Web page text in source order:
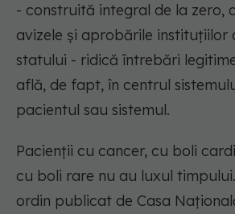
- construită integral de la zero,
avizele și aprobările instituțiilor
statului - ridică întrebări
află, de fapt, în centrul
pacientul sau sistemul.
Pacienții cu cancer, cu boli
cu boli rare nu au luxul
ordin publicat de Casa